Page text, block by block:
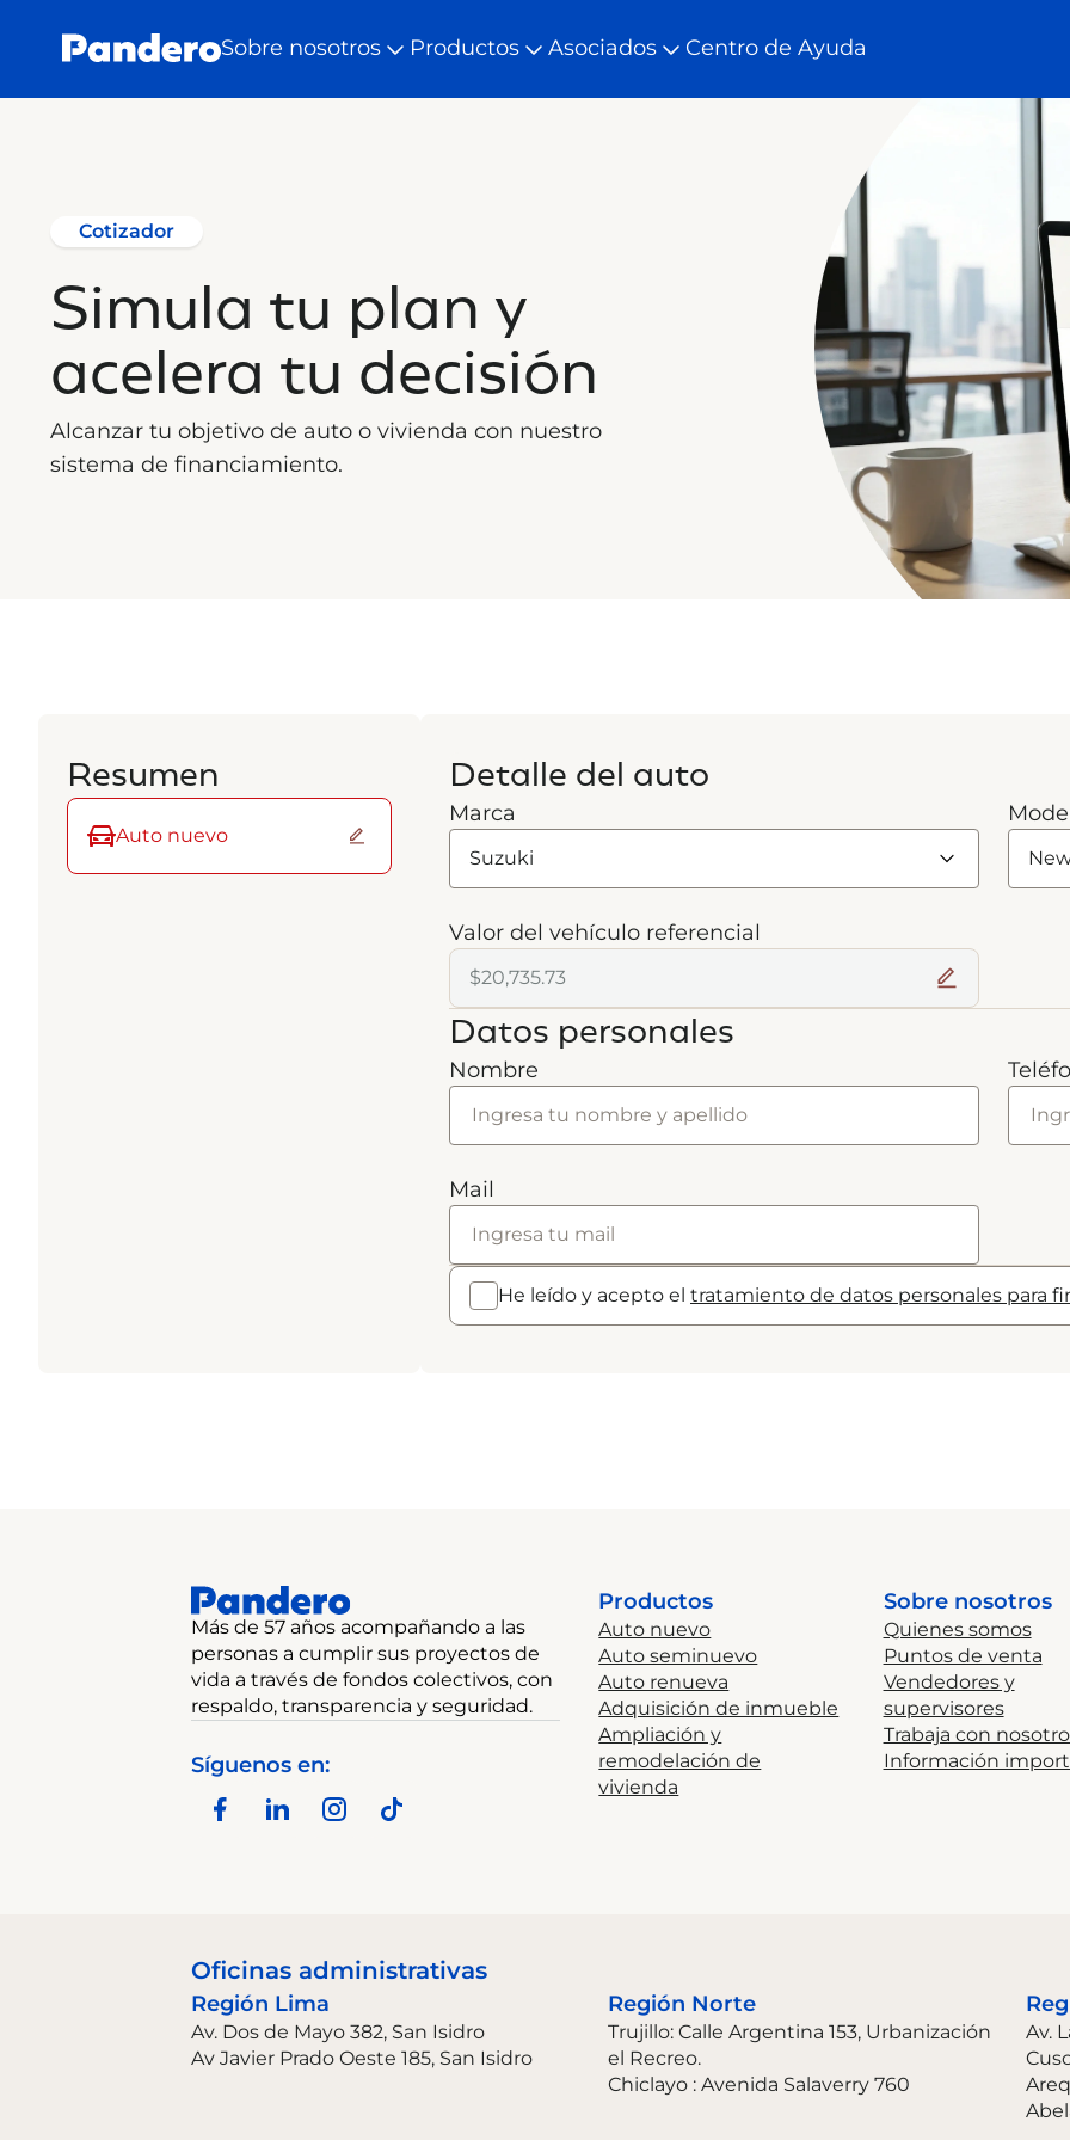
Sobre nosotros Productos Asociados Centro de Ayuda
Cotizador
Simula tu plan y
acelera tu decisión
Alcanzar tu objetivo de auto o vivienda con nuestro
sistema de financiamiento.
Resumen
Auto nuevo
Detalle del auto
Marca
Valor del vehículo referencial
Datos personales
Nombre
Mail
He leído y acepto el tratamiento de datos personales para
Más de 57 años acompañando a las
personas a cumplir sus proyectos de
vida a través de fondos colectivos, con
respaldo, transparencia y seguridad.
Síguenos en:
Productos
Auto nuevo
Auto seminuevo
Auto renueva
Adquisición de inmueble
Ampliación y
remodelación de
vivienda
Sobre nosotros
Quienes somos
Puntos de venta
Vendedores y
supervisores
Trabaja con
Información
Oficinas administrativas
Región Lima
Av. Dos de Mayo 382, San Isidro
Av Javier Prado Oeste 185, San Isidro
Región Norte
Trujillo: Calle Argentina 153, Urbanización
el Recreo.
Chiclayo : Avenida Salaverry 760
Av.